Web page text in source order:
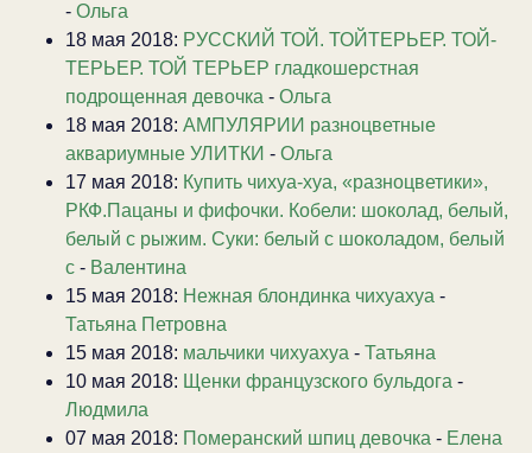
- Ольга
18 мая 2018: РУССКИЙ ТОЙ. ТОЙТЕРЬЕР. ТОЙ-
ТЕРЬЕР. ТОЙ ТЕРЬЕР гладкошерстная
подрощенная девочка - Ольга
18 мая 2018: АМПУЛЯРИИ разноцветные
аквариумные УЛИТКИ - Ольга
17 мая 2018: Купить чихуа-хуа, «разноцветики»,
РКФ.Пацаны и фифочки. Кобели: шоколад, белый,
белый с рыжим. Суки: белый с шоколадом, белый
с - Валентина
15 мая 2018: Нежная блондинка чихуахуа -
Татьяна Петровна
15 мая 2018: мальчики чихуахуа - Татьяна
10 мая 2018: Щенки французского бульдога -
Людмила
07 мая 2018: Померанский шпиц девочка - Елена